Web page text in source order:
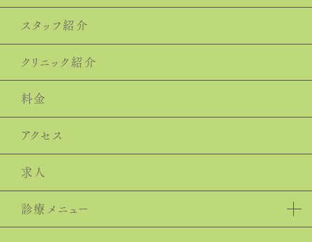
スタッフ紹介
クリニック紹介
料⾦
アクセス
求人
診療メニュー